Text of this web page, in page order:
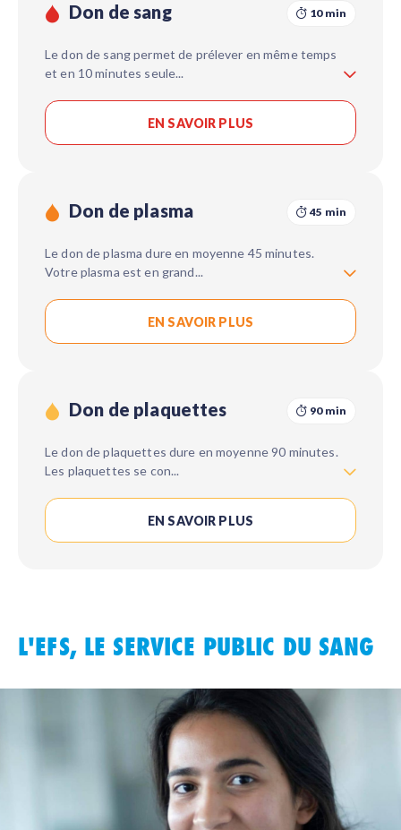
Don de sang 10 min
Le don de sang permet de prélever en même temps
et en 10 minutes seule...
EN SAVOIR PLUS
Don de plasma 45 min
Le don de plasma dure en moyenne 45 minutes.
Votre plasma est en grand...
EN SAVOIR PLUS
Don de plaquettes 90 min
Le don de plaquettes dure en moyenne 90 minutes.
Les plaquettes se con...
EN SAVOIR PLUS
L'EFS, LE SERVICE PUBLIC DU SANG